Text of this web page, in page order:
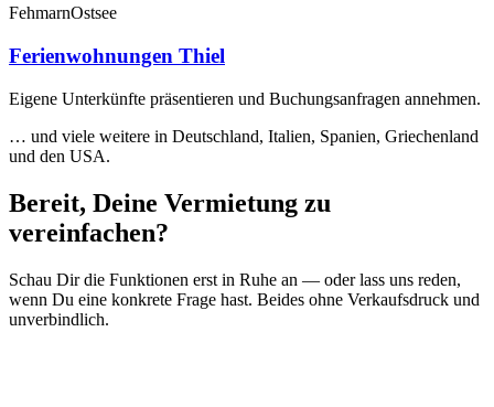
FehmarnOstsee
Ferienwohnungen Thiel
Eigene Unterkünfte präsentieren und Buchungsanfragen annehmen.
… und viele weitere in Deutschland, Italien, Spanien, Griechenland
und den USA.
Bereit, Deine Vermietung zu
vereinfachen?
Schau Dir die Funktionen erst in Ruhe an — oder lass uns reden,
wenn Du eine konkrete Frage hast. Beides ohne Verkaufsdruck und
unverbindlich.